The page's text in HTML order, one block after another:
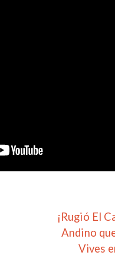
¡Rugió El
Andino
Vives